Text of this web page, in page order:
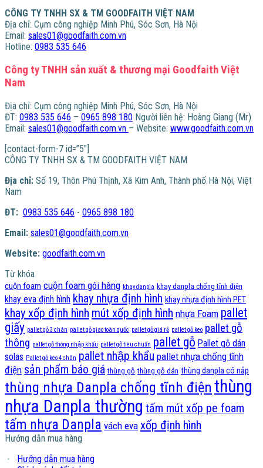
CÔNG TY TNHH SX & TM GOODFAITH VIỆT NAM
Địa chỉ: Cụm công nghiệp Minh Phú, Sóc Sơn, Hà Nội
Email: sales01@goodfaith.com.vn
Hotline: 0983 535 646
Công ty TNHH sản xuất & thương mại Goodfaith Việt
Nam
Địa chỉ: Cụm công nghiệp Minh Phú, Sóc Sơn, Hà Nội
ĐT: 0983 535 646 – 0965 898 180 Người liên hệ: Hoàng Giang (Mr)
Email: sales01@goodfaith.com.vn – Website: www.goodfaith.com.vn
[contact-form-7 id=”5″]
CÔNG TY TNHH SX & TM GOODFAITH VIỆT NAM
Địa chỉ: Số 19, Thôn Phú Thịnh, Xã Kim Anh, Thành phố Hà Nội, Việt
Nam
ĐT: 0983 535 646 - 0965 898 180
Email: sales01@goodfaith.com.vn
Website: goodfaith.com.vn
Từ khóa
cuộn foam cuộn foam gói hàng khay danpla khay danpla chống tĩnh điện
khay eva định hình khay nhựa định hình khay nhựa định hình PET
khay xốp định hình mút xốp định hình nhựa Foam pallet
giấy pallet gỗ 3 chân pallet gỗ giao toàn quốc pallet gỗ giá rẻ pallet gỗ keo pallet gỗ
thông pallet gỗ thông nhập khẩu pallet gỗ tiêu chuẩn pallet gỗ Pallet gỗ dán
solas Pallet gỗ keo 4 chân pallet nhập khẩu pallet nhựa chống tĩnh
điện sản phẩm báo giá thùng gỗ thùng gỗ dán thùng danpla có nắp
thùng nhựa Danpla chống tĩnh điện thùng
nhựa Danpla thường tấm mút xốp pe foam
tấm nhựa Danpla vách eva xốp định hình
Hướng dẫn mua hàng
- Hướng dẫn mua hàng